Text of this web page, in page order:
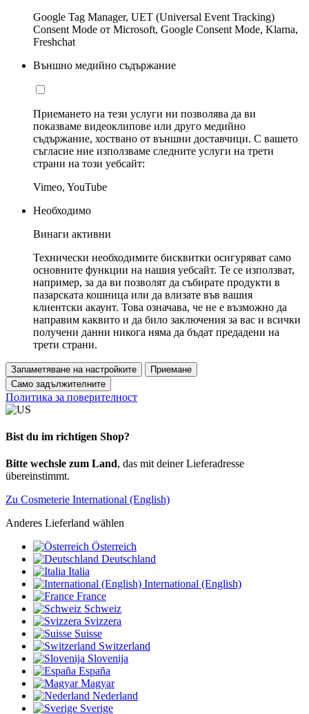
Google Tag Manager, UET (Universal Event Tracking)
Consent Mode от Microsoft, Google Consent Mode, Klarna,
Freshchat
Външно медийно съдържание
Приемането на тези услуги ни позволява да ви
показваме видеоклипове или друго медийно
съдържание, хоствано от външни доставчици. С вашето
съгласие ние използваме следните услуги на трети
страни на този уебсайт:
Vimeo, YouTube
Необходимо
Винаги активни
Технически необходимите бисквитки осигуряват само
основните функции на нашия уебсайт. Те се използват,
например, за да ви позволят да събирате продукти в
пазарската кошница или да влизате във вашия
клиентски акаунт. Това означава, че не е възможно да
направим каквито и да било заключения за вас и всички
получени данни никога няма да бъдат предадени на
трети страни.
Запаметяване на настройките
Приемане
Само задължителните
Политика за поверителност
Bist du im richtigen Shop?
Bitte wechsle zum Land, das mit deiner Lieferadresse
übereinstimmt.
Zu Cosmeterie International (English)
Anderes Lieferland wählen
Österreich
Deutschland
Italia
International (English)
France
Schweiz
Svizzera
Suisse
Switzerland
Slovenija
España
Magyar
Nederland
Sverige